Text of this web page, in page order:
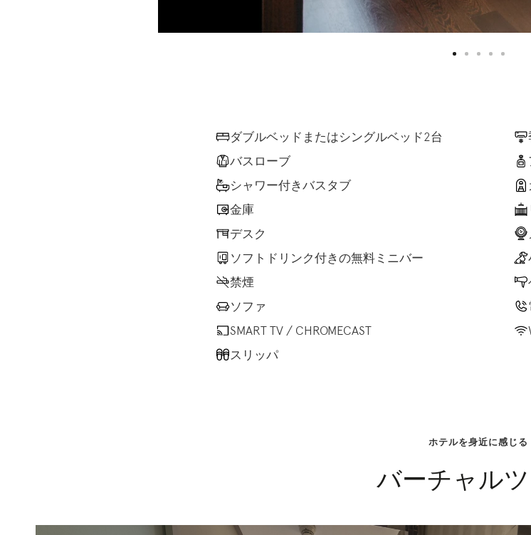
ダブルベッドまたはシングルベッド2台
バスローブ
シャワー付きバスタブ
金庫
デスク
ソフトドリンク付きの無料ミニバー
禁煙
ソファ
SMART TV / CHROMECAST
スリッパ
ホテルを身近に感じる
バーチャル